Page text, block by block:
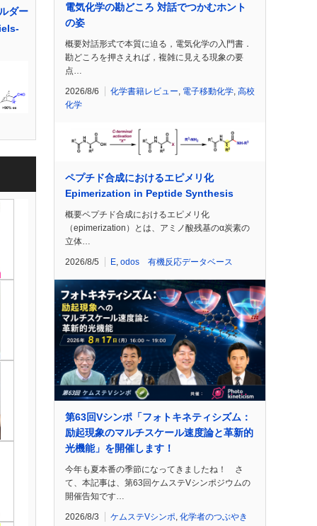
ダー
電気化学の勘どころ 対話でつかむホント
の姿
概要対話形式で本質に迫る，電気化学の入門書．
勘どころを押さえれば，複雑に見える現象の要
点…
2026/8/6 化学書籍レビュー 電子移動化学 高校
化学
ペプチド合成におけるエピメリ化
Epimerization in Peptide Synthesis
概要ペプチド合成におけるエピメリ化
（epimerization）とは、アミノ酸残基のα炭素の
立体…
2026/8/5 E odos 有機反応データベース
第63回Vシンポ「フォトキネティシズム：
励起現象のマルチスケール速度論と革新的
光機能」を開催します！
今年も夏本番の季節になってきましたね！ さ
て、本記事は、第63回ケムステVシンポジウムの
開催告知です…
2026/8/3 ケムステVシンポ, 化学者のつぶやき